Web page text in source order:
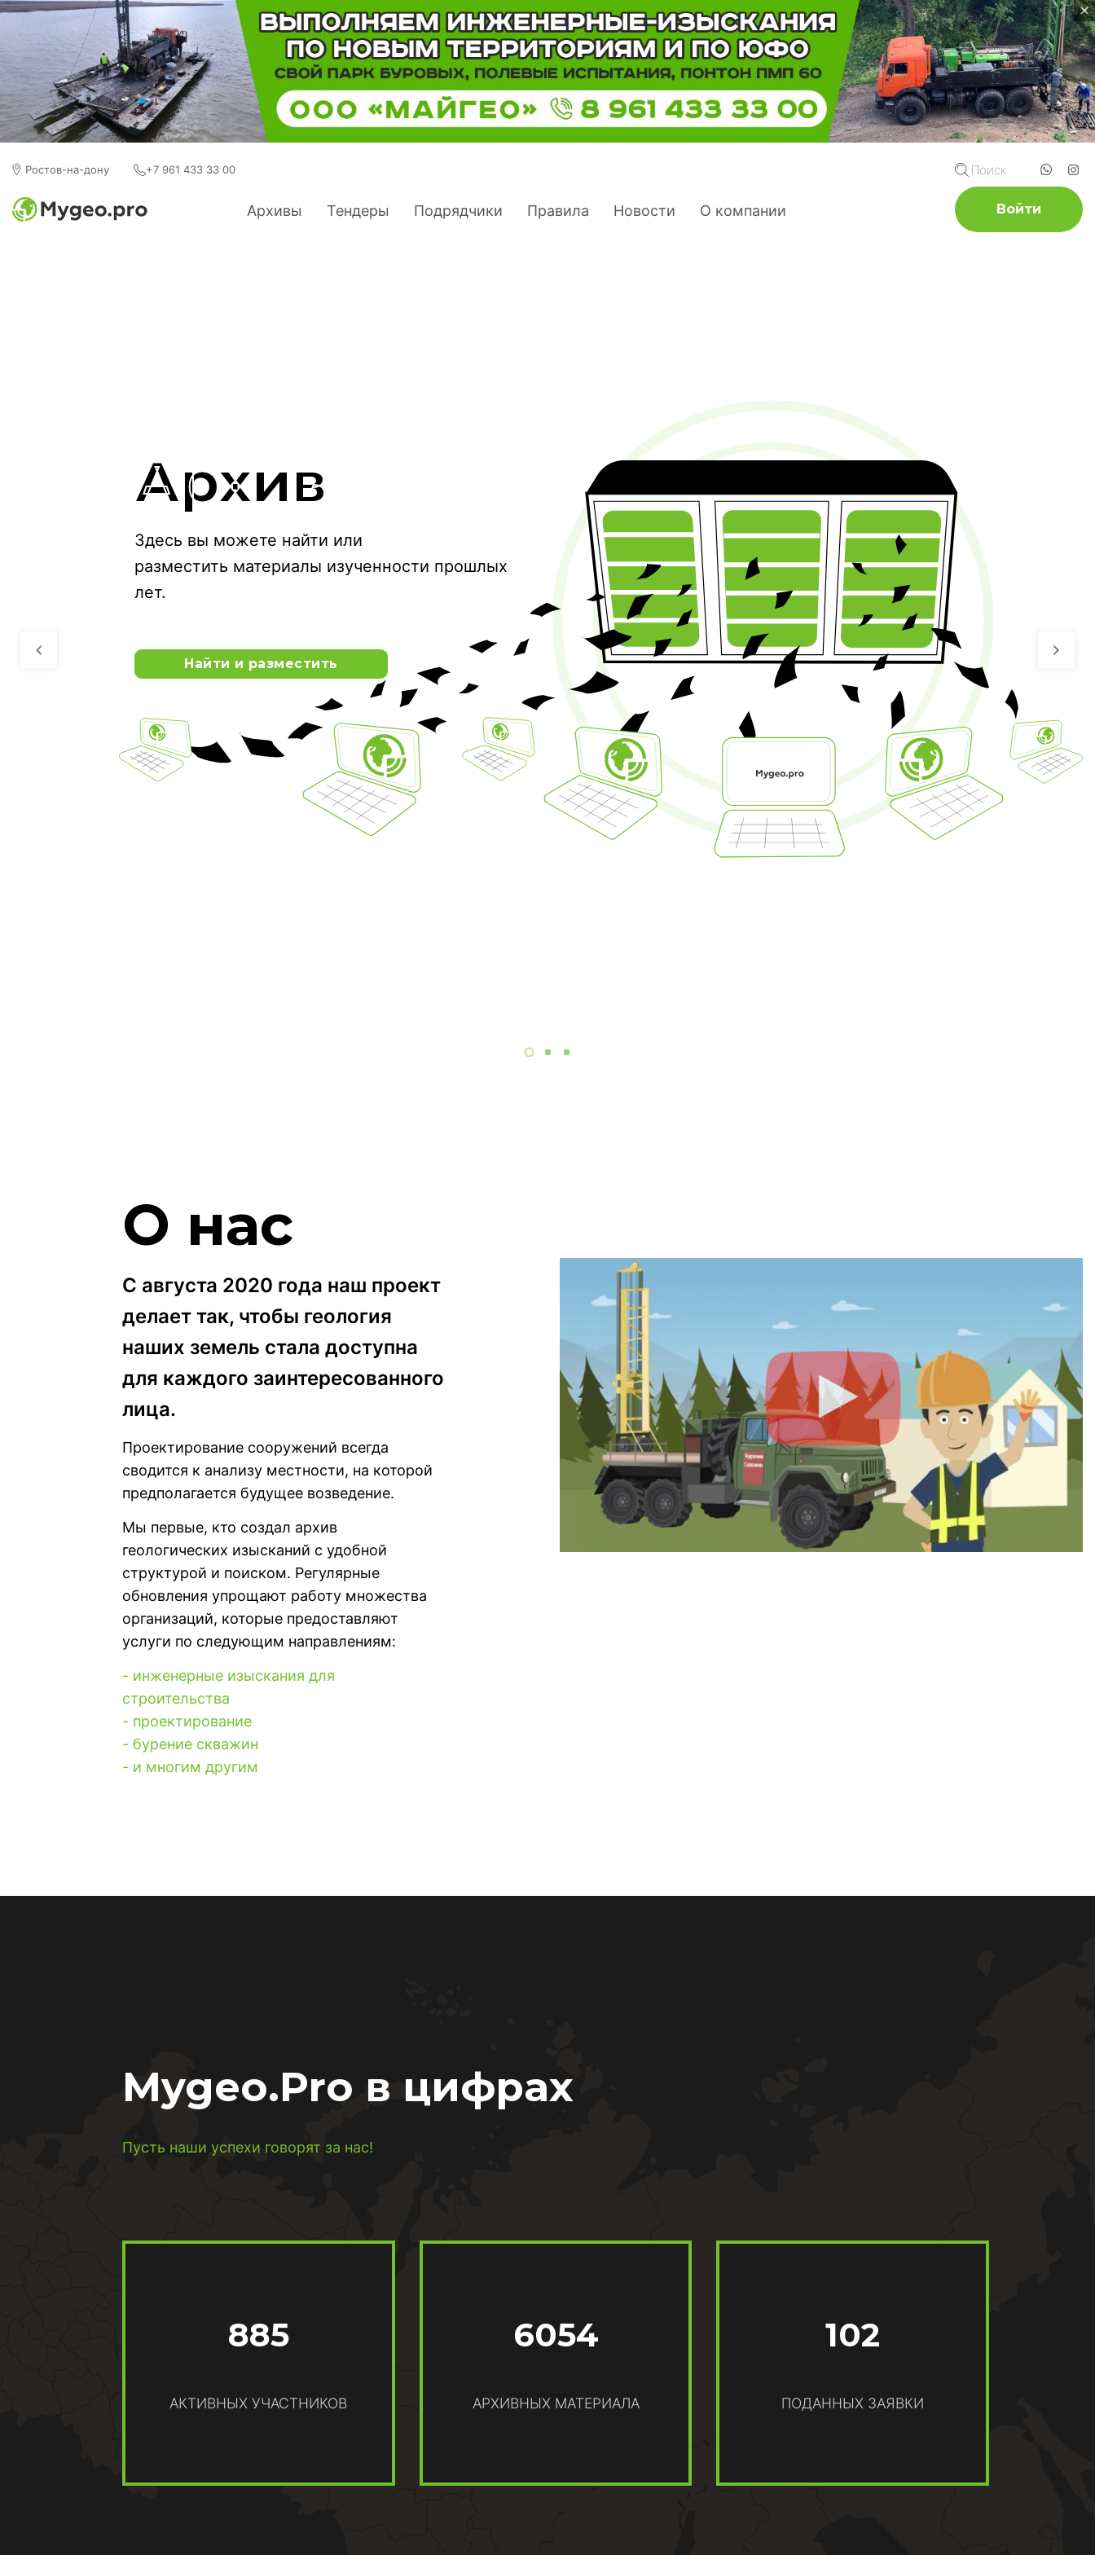
Ростов-на-дону +7 961 433 33 00 Поиск
Архивы Тендеры Подрядчики Правила Новости О компании Войти
Подрядчики
Аренда буровых установок и
поиск специалистов по всей России.
О нас
С августа 2020 года наш проект
делает так, чтобы геология
наших земель стала доступна
для каждого заинтересованного
лица.
Проектирование сооружений всегда
сводится к анализу местности, на которой
предполагается будущее возведение.
Мы первые, кто создал архив
геологических изысканий с удобной
структурой и поиском. Регулярные
обновления упрощают работу множества
организаций, которые предоставляют
услуги по следующим направлениям:
- инженерные изыскания для
строительства
- проектирование
- бурение скважин
- и многим другим
Mygeo.Pro в цифрах
Пусть наши успехи говорят за нас!
885
АКТИВНЫХ УЧАСТНИКОВ
6054
АРХИВНЫХ МАТЕРИАЛА
102
ПОДАННЫХ ЗАЯВКИ